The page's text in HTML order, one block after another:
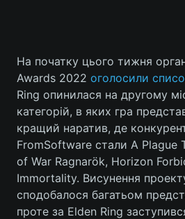
На початку цього тижня
Awards 2022 оголосили
Ring опинилася на другому
категорій, в яких гра
кращий наратив, де
FromSoftware стали A Plague
of War Ragnarök, Horizon
Immortality. Висунення
сподобалося багатьом
проте за Elden Ring